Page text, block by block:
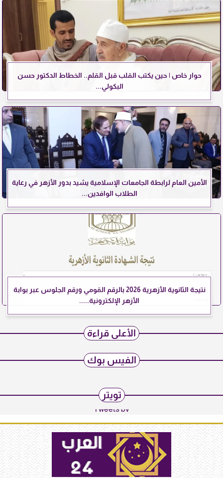
حوار خاص | حين يكتب القلب قبل القلم.. الخطاط الدكتور حسن
البكولي...
الأمين العام لرابطة الجامعات الإسلامية يشيد بدور الأزهر في رعاية
الطلاب الوافدين...
نتيجة الثانوية الأزهرية 2026 بالرقم القومي ورقم الجلوس عبر بوابة
الأزهر الإلكترونية.....
الأعلى قراءة
الفيس بوك
تويتر
Tweets by